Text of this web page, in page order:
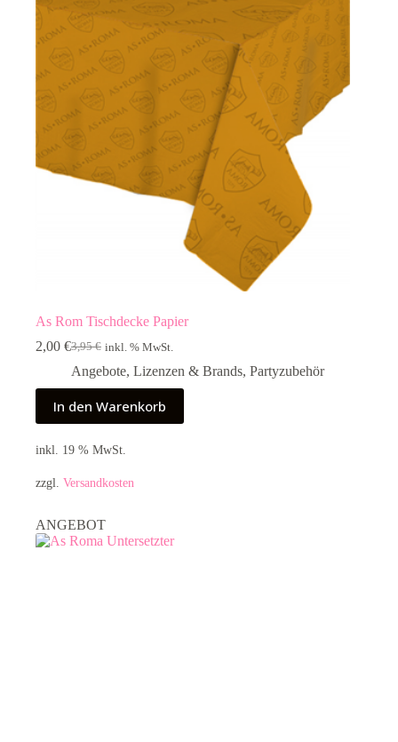
As Rom Tischdecke Papier
3,95€
Ursprünglicher
Preis
war:
3,95 €
2,00 €Aktueller
Preis
ist:
2,00 €.
inkl. % MwSt.
Angebote, Lizenzen & Brands, Partyzubehör
In den Warenkorb
inkl. 19 % MwSt.
zzgl. Versandkosten
ANGEBOT